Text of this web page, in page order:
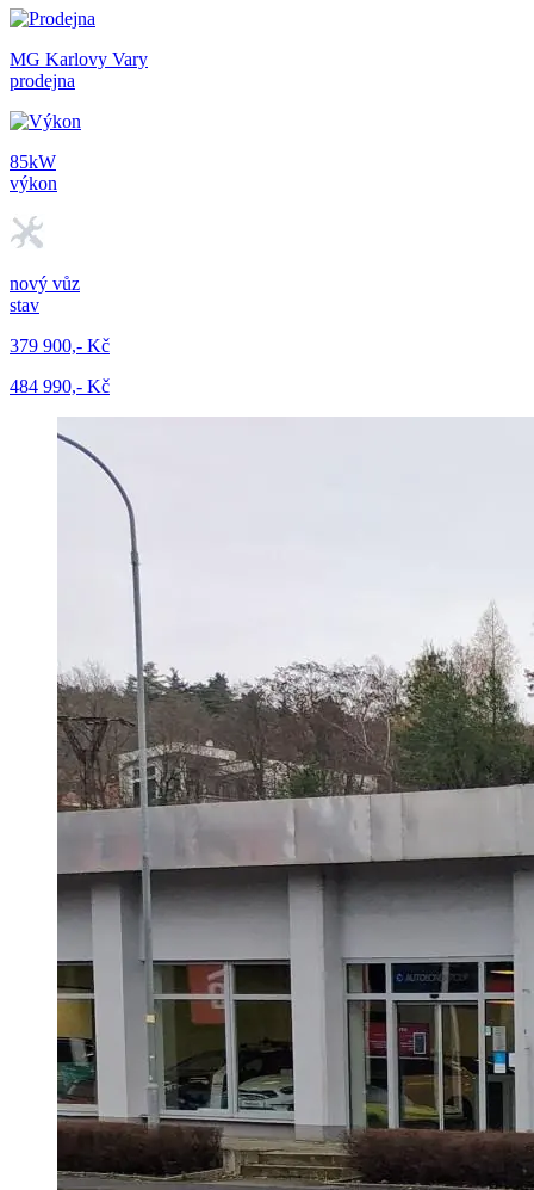
MG Karlovy Vary
prodejna
85kW
výkon
nový vůz
stav
379 900,- Kč
484 990,- Kč